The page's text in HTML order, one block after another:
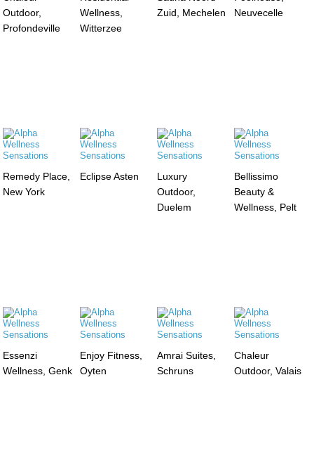
Outdoor,
Profondeville
Wellness,
Witterzee
Zuid, Mechelen
Neuvecelle
Remedy Place,
New York
Eclipse Asten
Luxury
Outdoor,
Duelem
Bellissimo
Beauty &
Wellness, Pelt
Essenzi
Wellness, Genk
Enjoy Fitness,
Oyten
Amrai Suites,
Schruns
Chaleur
Outdoor, Valais